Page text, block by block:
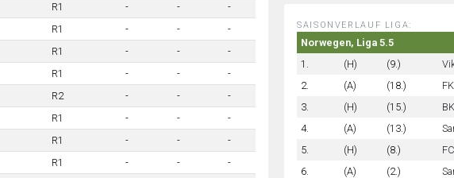
R1 - -
-
R1 - -
-
R1 - -
-
R1 - -
-
R2 - -
-
R1 - -
-
R1 - -
-
R1 - -
-
SAISONVERLAUF LIGA:
Norwegen, Liga 5.5
1.
(H) (9.)
2.
(A) (18.)
3.
(H) (15.)
4.
(A) (13.)
5.
(H) (8.)
6.
(A) (2.)